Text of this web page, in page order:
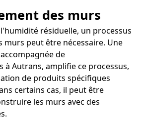
des murs
résiduelle, un processus
murs peut être nécessaire. Une
de
à Autrans, amplifie ce processus,
de produits spécifiques
certains cas, il peut être
les murs avec des